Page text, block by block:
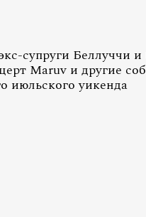
супруги Беллуччи и
Maruv и другие
июльского уикенда